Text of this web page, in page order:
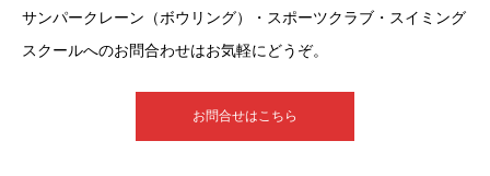
サンパークレーン（ボウリング）・スポーツクラブ・スイミング
スクールへのお問合わせはお気軽にどうぞ。
お問合せはこちら